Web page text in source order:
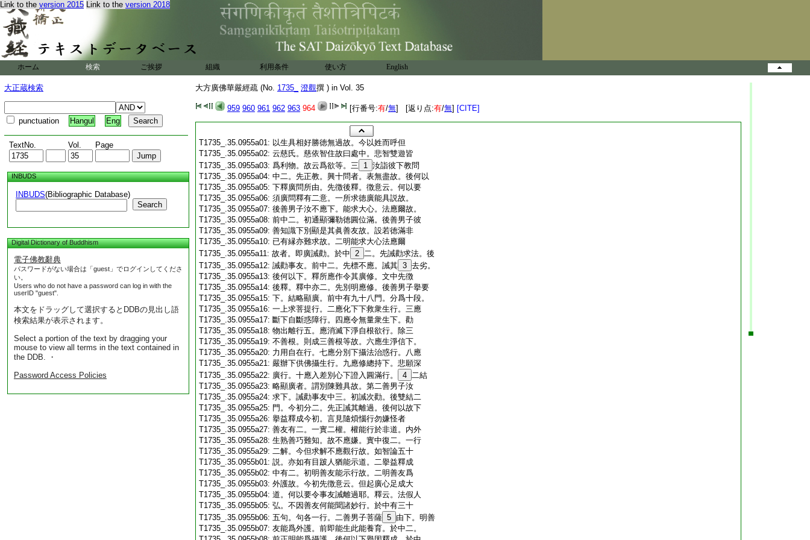
Link to the version 2015 Link to the version 2018
ホーム 検索 ご挨拶 組織 利用条件 使い方 English
大正蔵検索
punctuation Hangul Eng
TextNo. Vol. Page
INBUDS
INBUDS(Bibliographic Database)
Search
Digital Dictionary of Buddhism
電子佛教辭典
パスワードがない場合は「guest」でログインしてくださ
い。
Users who do not have a password can log in with the
userID "guest".
本文をドラッグして選択するとDDBの見出し語
検索結果が表示されます。
Select a portion of the text by dragging your
mouse to view all terms in the text contained in
the DDB. ・
Password Access Policies
大方廣佛華嚴經疏 (No. 1735_ 澄觀撰 ) in Vol. 35
959 960 961 962 963 964 [行番号:有/無] [返り点:有/無] [CITE]
T1735_.35.0955a01: 以生具相好勝徳無過故。今以姓而呼但
T1735_.35.0955a02: 云慈氏。慈依智住故曰處中。悲智雙遊皆
T1735_.35.0955a03: 爲利物。故云爲欲等。三 1 汝詣彼下教問
T1735_.35.0955a04: 中二。先正教。興十問者。表無盡故。後何以
T1735_.35.0955a05: 下釋廣問所由。先徴後釋。徴意云。何以要
T1735_.35.0955a06: 須廣問釋有二意。一所求徳廣能具説故。
T1735_.35.0955a07: 後善男子汝不應下。能求大心。法應爾故。
T1735_.35.0955a08: 前中二。初通顯彌勒徳圓位滿。後善男子彼
T1735_.35.0955a09: 善知識下別顯是其眞善友故。設若徳滿非
T1735_.35.0955a10: 已有縁亦難求故。二明能求大心法應爾
T1735_.35.0955a11: 故者。即廣誡勸。於中 2 二。先誡勸求法。後
T1735_.35.0955a12: 誡勸事友。前中二。先標不應。誡其 3 去劣。
T1735_.35.0955a13: 後何以下。釋所應作令其廣修。文中先徴
T1735_.35.0955a14: 後釋。釋中亦二。先別明應修。後善男子擧要
T1735_.35.0955a15: 下。結略顯廣。前中有九十八門。分爲十段。
T1735_.35.0955a16: 一上求菩提行。二應化下下救衆生行。三應
T1735_.35.0955a17: 斷下自斷惑障行。四應令無量衆生下。勸
T1735_.35.0955a18: 物出離行五。應消滅下淨自根欲行。除三
T1735_.35.0955a19: 不善根。則成三善根等故。六應生淨信下。
T1735_.35.0955a20: 力用自在行。七應分別下攝法治惑行。八應
T1735_.35.0955a21: 嚴辦下供佛攝生行。九應修總持下。悲願深
T1735_.35.0955a22: 廣行。十應入差別心下證入圓滿行。 4 二結
T1735_.35.0955a23: 略顯廣者。謂別陳難具故。第二善男子汝
T1735_.35.0955a24: 求下。誡勸事友中三。初誡次勸。後雙結二
T1735_.35.0955a25: 門。今初分二。先正誡其離過。後何以故下
T1735_.35.0955a26: 擧益釋成今初。言見隨煩惱行勿嫌怪者
T1735_.35.0955a27: 善友有二。一實二權。權能行於非道。内外
T1735_.35.0955a28: 生熟善巧難知。故不應嫌。實中復二。一行
T1735_.35.0955a29: 二解。今但求解不應觀行故。如智論五十
T1735_.35.0955b01: 説。亦如有目跛人猶能示道。二擧益釋成
T1735_.35.0955b02: 中有二。初明善友能示行故。二明善友爲
T1735_.35.0955b03: 外護故。今初先徴意云。但起廣心足成大
T1735_.35.0955b04: 道。何以要令事友誡離過耶。釋云。法假人
T1735_.35.0955b05: 弘。不因善友何能聞諸妙行。於中有三十
T1735_.35.0955b06: 五句。句各一行。二善男子菩薩 5 由下。明善
T1735_.35.0955b07: 友能爲外護。前即能生此能養育。於中二。